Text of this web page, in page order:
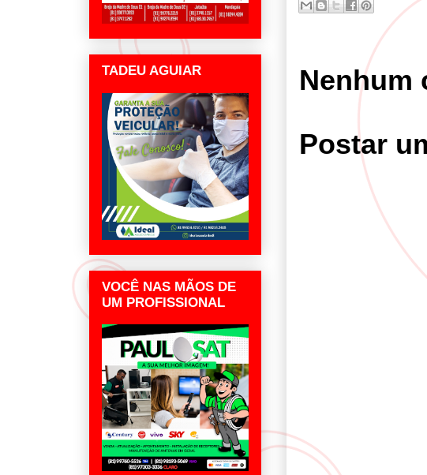
Nenhum
Postar
TADEU AGUIAR
VOCÊ NAS MÃOS DE
UM PROFISSIONAL